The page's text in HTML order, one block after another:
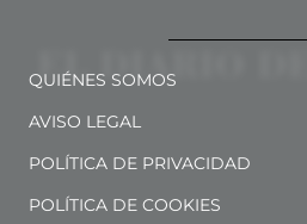
QUIÉNES SOMOS
AVISO LEGAL
POLÍTICA DE PRIVACIDAD
POLÍTICA DE COOKIES